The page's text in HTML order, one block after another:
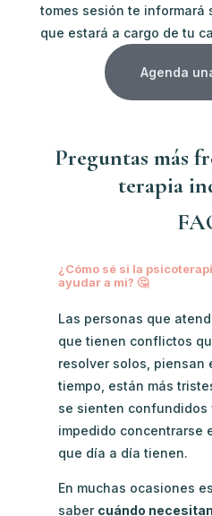
tomes sesión te informará
que estará a cargo de tu
Agenda
Preguntas más
terapia
¿Cómo sé si la
ayudar a mi? 🤔
Las personas que
que tienen conflictos
resolver solos, piensan
tiempo, están más
se sienten confundidos
impedido concentrarse
que día a día tienen.
En muchas ocasiones
saber cuándo